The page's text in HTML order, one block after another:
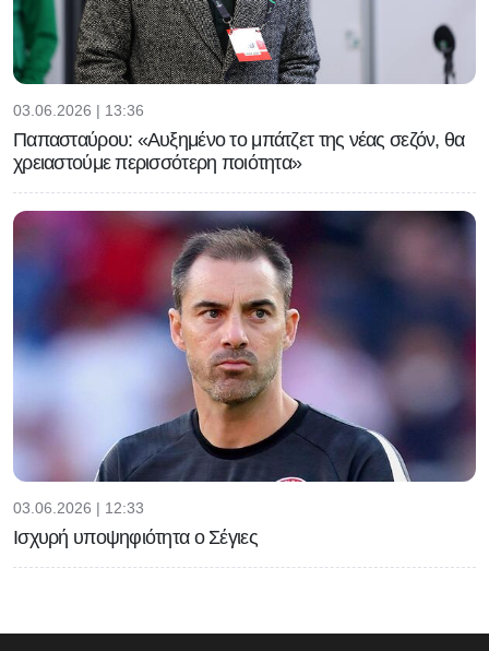
03.06.2026 | 13:36
Παπασταύρου: «Αυξημένο το μπάτζετ της νέας σεζόν, θα
χρειαστούμε περισσότερη ποιότητα»
03.06.2026 | 12:33
Ισχυρή υποψηφιότητα ο Σέγιες